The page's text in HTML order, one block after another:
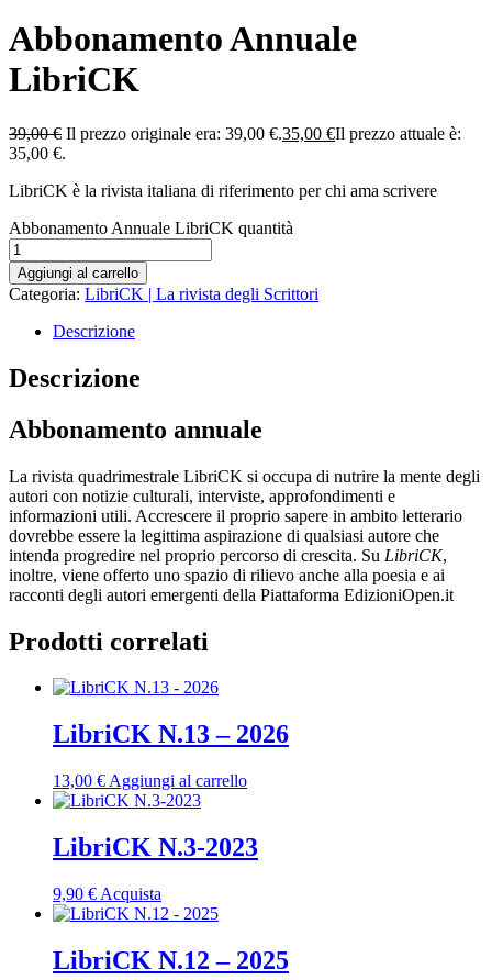
Abbonamento Annuale
LibriCK
39,00€ Il prezzo originale era: 39,00 €.35,00 €Il prezzo attuale è:
35,00 €.
LibriCK è la rivista italiana di riferimento per chi ama scrivere
Abbonamento Annuale LibriCK quantità
Aggiungi al carrello
Categoria: LibriCK | La rivista degli Scrittori
Descrizione
Descrizione
Abbonamento annuale
La rivista quadrimestrale LibriCK si occupa di nutrire la mente degli
autori con notizie culturali, interviste, approfondimenti e
informazioni utili. Accrescere il proprio sapere in ambito letterario
dovrebbe essere la legittima aspirazione di qualsiasi autore che
intenda progredire nel proprio percorso di crescita. Su LibriCK,
inoltre, viene offerto uno spazio di rilievo anche alla poesia e ai
racconti degli autori emergenti della Piattaforma EdizioniOpen.it
Prodotti correlati
LibriCK N.13 – 2026
13,00 € Aggiungi al carrello
LibriCK N.3-2023
9,90 € Acquista
LibriCK N.12 – 2025